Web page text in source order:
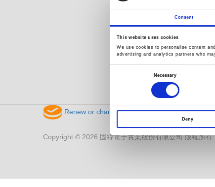
Consent
This website uses cookies
We use cookies to personalise content
advertising and analytics partners who
Necessary
Deny
環境測試事業部
影像安防事業部
Renew or change your cookie consent
Copyright © 2026 固緯電子實業股份有限公司 版權所有